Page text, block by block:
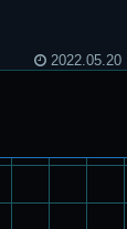
2022.05.20